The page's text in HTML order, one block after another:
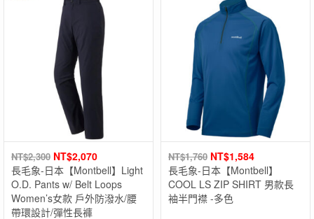
NT$2,300 NT$2,070
長毛象-日本【Montbell】Light
O.D. Pants w/ Belt Loops
Women’s女款 戶外防潑水/腰
帶環設計/彈性長褲
NT$1,760 NT$1,584
長毛象-日本【Montbell】
COOL LS ZIP SHIRT 男款長
袖半門襟 -多色